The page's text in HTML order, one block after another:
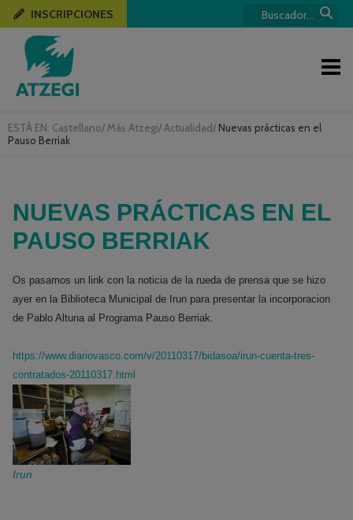
ESTÁ EN: Castellano/ Más Atzegi/ Actualidad/ Nuevas prácticas en el
Pauso Berriak
INSCRIPCIONES
NUEVAS PRÁCTICAS EN EL
PAUSO BERRIAK
Os pasamos un link con la noticia de la rueda de prensa que se hizo
ayer en la Biblioteca Municipal de Irun para presentar la incorporacion
de Pablo Altuna al Programa Pauso Berriak.
https://www.diariovasco.com/v/20110317/bidasoa/irun-cuenta-tres-
contratados-20110317.html
Irun